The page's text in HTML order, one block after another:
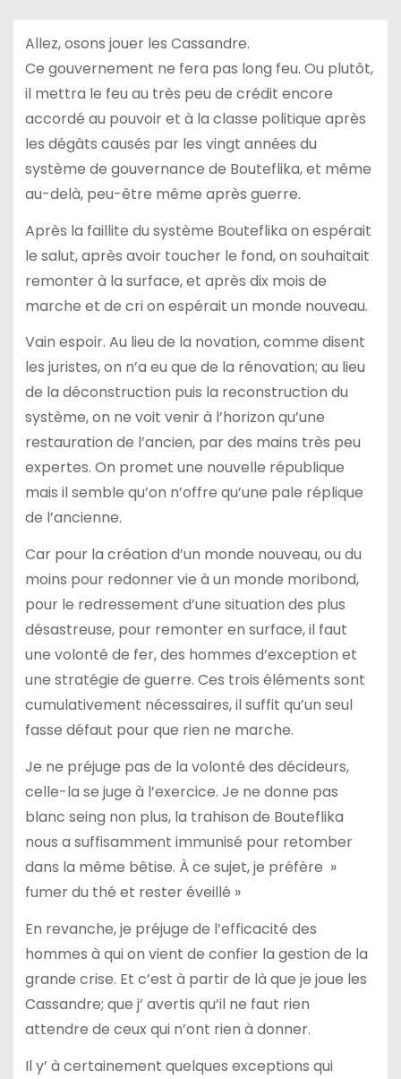
Allez, osons jouer les Cassandre.
Ce gouvernement ne fera pas long feu. Ou plutôt,
il mettra le feu au très peu de crédit encore
accordé au pouvoir et à la classe politique après
les dégâts causés par les vingt années du
système de gouvernance de Bouteflika, et même
au-delà, peu-être même après guerre.
Après la faillite du système Bouteflika on espérait
le salut, après avoir toucher le fond, on souhaitait
remonter à la surface, et après dix mois de
marche et de cri on espérait un monde nouveau.
Vain espoir. Au lieu de la novation, comme disent
les juristes, on n’a eu que de la rénovation; au lieu
de la déconstruction puis la reconstruction du
système, on ne voit venir à l’horizon qu’une
restauration de l’ancien, par des mains très peu
expertes. On promet une nouvelle république
mais il semble qu’on n’offre qu’une pale réplique
de l’ancienne.
Car pour la création d’un monde nouveau, ou du
moins pour redonner vie à un monde moribond,
pour le redressement d’une situation des plus
désastreuse, pour remonter en surface, il faut
une volonté de fer, des hommes d’exception et
une stratégie de guerre. Ces trois éléments sont
cumulativement nécessaires, il suffit qu’un seul
fasse défaut pour que rien ne marche.
Je ne préjuge pas de la volonté des décideurs,
celle-la se juge à l’exercice. Je ne donne pas
blanc seing non plus, la trahison de Bouteflika
nous a suffisamment immunisé pour retomber
dans la même bêtise. À ce sujet, je préfère »
fumer du thé et rester éveillé »
En revanche, je préjuge de l’efficacité des
hommes à qui on vient de confier la gestion de la
grande crise. Et c’est à partir de là que je joue les
Cassandre; que j’ avertis qu’il ne faut rien
attendre de ceux qui n’ont rien à donner.
Il y’ à certainement quelques exceptions qui